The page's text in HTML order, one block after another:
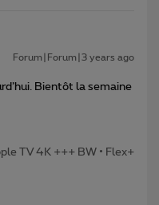
Forum|Forum|3 years ago
Bientôt la semaine
TV 4K +++ BW • Flex+